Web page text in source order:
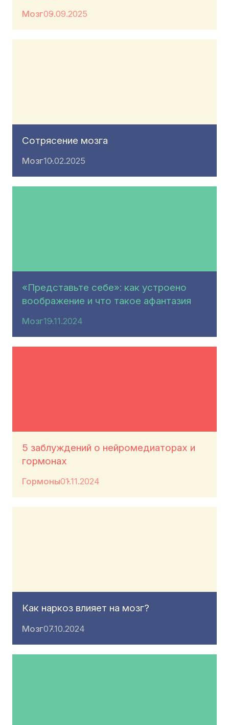
Мозг09.09.2025
Сотрясение мозга
Мозг10.02.2025
«Представьте себе»: как устроено
воображение и что такое афантазия
Мозг19.11.2024
5 заблуждений о нейромедиаторах и
гормонах
Гормоны01.11.2024
Как наркоз влияет на мозг?
Мозг07.10.2024